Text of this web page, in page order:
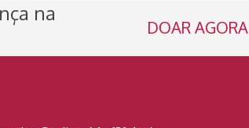
na
DOAR AGORA